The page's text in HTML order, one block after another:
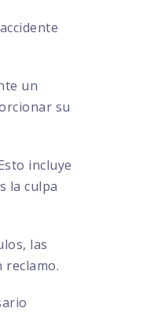
un
su
incluye
la culpa
las
reclamo.